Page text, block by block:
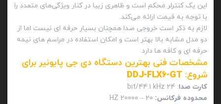
این یک کنترلر محکم است و ظاهری زیبا در کنار ویژگی‌های متعدد را
با توجه به قیمت ارائه می‌کند.
لازم به ذکر است خروجی صدا همچنان بسیار حرفه ای نیست اما از
دو مدل مشابه بالا بهتر است و امکان استفاده در مراسم های نیمه
حرفه ای و کافه ها دارد.
مشخصات فنی بهترین دستگاه دی جی پایونیر برای
شروع: DDJ-FLX6-GT
کارت صدا: 24 bit/44.1 kHz
محدوده فرکانس: